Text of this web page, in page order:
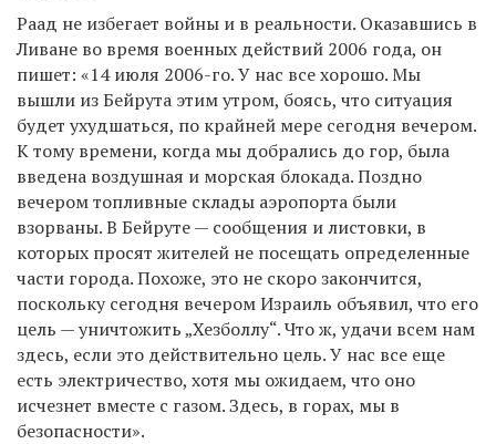
Раад не избегает войны и в реальности. Оказавшись в
Ливане во время военных действий 2006 года, он
пишет: «14 июля 2006-го. У нас все хорошо. Мы
вышли из Бейрута этим утром, боясь, что ситуация
будет ухудшаться, по крайней мере сегодня вечером.
К тому времени, когда мы добрались до гор, была
введена воздушная и морская блокада. Поздно
вечером топливные склады аэропорта были
взорваны. В Бейруте — сообщения и листовки, в
которых просят жителей не посещать определенные
части города. Похоже, это не скоро закончится,
поскольку сегодня вечером Израиль объявил, что его
цель — уничтожить „Хезболлу“. Что ж, удачи всем нам
здесь, если это действительно цель. У нас все еще
есть электричество, хотя мы ожидаем, что оно
исчезнет вместе с газом. Здесь, в горах, мы в
безопасности».